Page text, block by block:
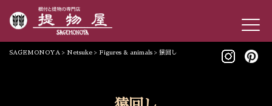
SAGEMONOYA > Netsuke > Figures & animals > 猿回し